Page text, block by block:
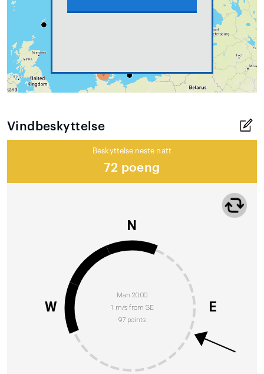
Vindbeskyttelse
Beskyttelse neste natt
72 poeng
Man 20:00
1 m/s from SE
97 points
N
E
W